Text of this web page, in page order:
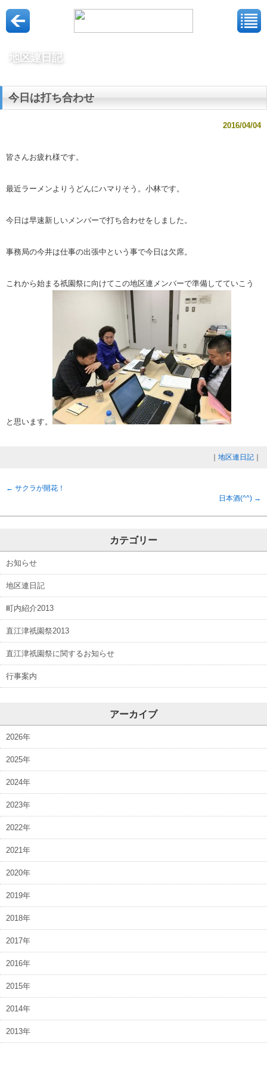
地区連日記
今日は打ち合わせ
2016/04/04
皆さんお疲れ様です。
最近ラーメンよりうどんにハマりそう。小林です。
今日は早速新しいメンバーで打ち合わせをしました。
事務局の今井は仕事の出張中という事で今日は欠席。
これから始まる祇園祭に向けてこの地区連メンバーで準備してていこう
と思います。
地区連日記
← サクラが開花！
日本酒(^^) →
カテゴリー
お知らせ
地区連日記
町内紹介2013
直江津祇園祭2013
直江津祇園祭に関するお知らせ
行事案内
アーカイブ
2026年
2025年
2024年
2023年
2022年
2021年
2020年
2019年
2018年
2017年
2016年
2015年
2014年
2013年